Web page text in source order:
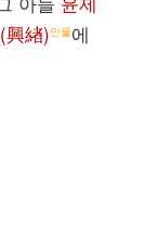
興緖)인물에